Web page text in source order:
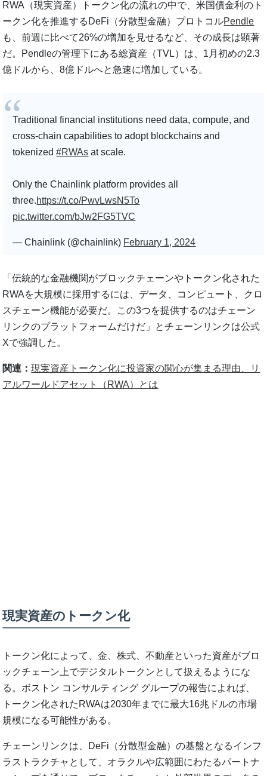
RWA（現実資産）トークン化の流れの中で、米国債金利のト
ークン化を推進するDeFi（分散型金融）プロトコルPendle
も、前週に比べて26%の増加を見せるなど、その成長は顕著
だ。Pendleの管理下にある総資産（TVL）は、1月初めの2.3
億ドルから、8億ドルへと急速に増加している。
Traditional financial institutions need data, compute, and
cross-chain capabilities to adopt blockchains and
tokenized#RWAs at scale.
Only the Chainlink platform provides all
three.https://t.co/PwvLwsN5To
pic.twitter.com/bJw2FG5TVC
— Chainlink (@chainlink) February 1, 2024
「伝統的な金融機関がブロックチェーンやトークン化された
RWAを大規模に採用するには、データ、コンピュート、クロ
スチェーン機能が必要だ。この3つを提供するのはチェーン
リンクのプラットフォームだけだ」とチェーンリンクは公式
Xで強調した。
関連：現実資産トークン化に投資家の関心が集まる理由、リ
アルワールドアセット（RWA）とは
現実資産のトークン化
トークン化によって、金、株式、不動産といった資産がブロ
ックチェーン上でデジタルトークンとして扱えるようにな
る。ボストン コンサルティング グループの報告によれば、
トークン化されたRWAは2030年までに最大16兆ドルの市場
規模になる可能性がある。
チェーンリンクは、DeFi（分散型金融）の基盤となるインフ
ラストラクチャとして、オラクルや広範囲にわたるパートナ